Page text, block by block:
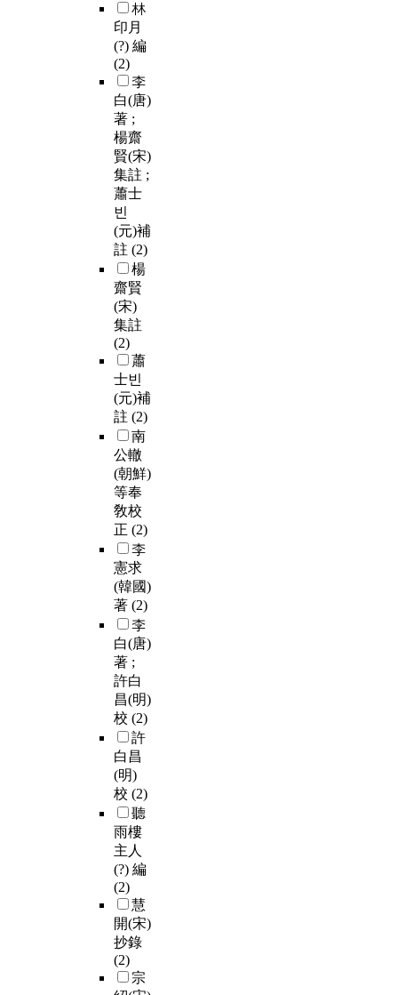
林
印月
(?) 編
(2)
李
白(唐)
著 ;
楊齋
賢(宋)
集註 ;
蕭士
빈
(元)補
註 (2)
楊
齋賢
(宋)
集註
(2)
蕭
士빈
(元)補
註 (2)
南
公轍
(朝鮮)
等奉
敎校
正 (2)
李
憲求
(韓國)
著 (2)
李
白(唐)
著 ;
許白
昌(明)
校 (2)
許
白昌
(明)
校 (2)
聽
雨樓
主人
(?) 編
(2)
慧
開(宋)
抄錄
(2)
宗